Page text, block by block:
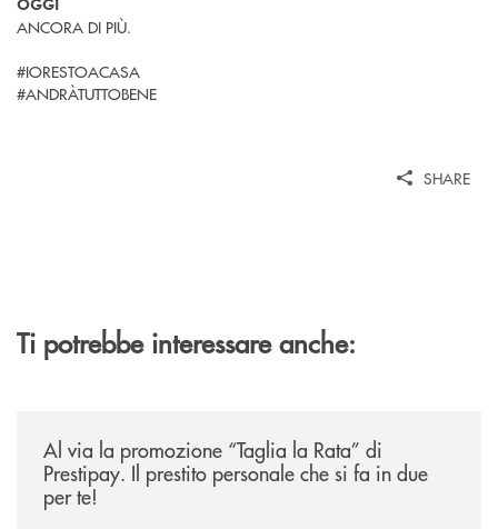
ANCORA DI PIÙ.
#IORESTOACASA
#ANDRÀTUTTOBENE
SHARE
Ti potrebbe interessare anche:
Al via la promozione “Taglia la Rata” di
Prestipay. Il prestito personale che si fa in due
per te!